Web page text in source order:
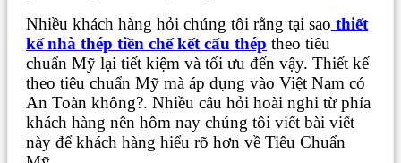
Nhiều khách hàng hỏi chúng tôi rằng tại sao thiết
kế nhà thép tiền chế kết cấu thép theo tiêu
chuẩn Mỹ lại tiết kiệm và tối ưu đến vậy. Thiết kế
theo tiêu chuẩn Mỹ mà áp dụng vào Việt Nam có
An Toàn không?. Nhiều câu hỏi hoài nghi từ phía
khách hàng nên hôm nay chúng tôi viết bài viết
này để khách hàng hiểu rõ hơn về Tiêu Chuẩn